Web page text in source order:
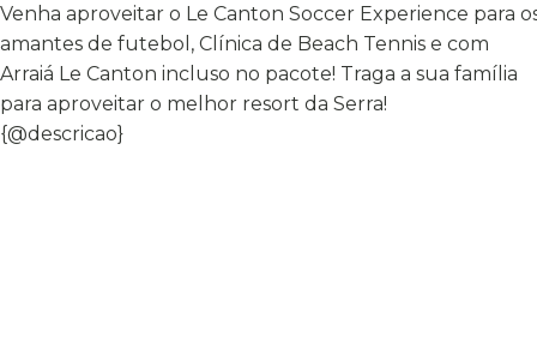
Venha aproveitar o Le Canton Soccer Experience para
amantes de futebol, Clínica de Beach Tennis e com
Arraiá Le Canton incluso no pacote! Traga a sua família
para aproveitar o melhor resort da Serra!
{@descricao}